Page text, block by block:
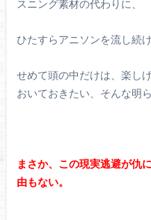
スニング素材の代わりに、
ひたすらアニソンを流し続け
せめて頭の中だけは、楽し
おいておきたい、そんな明
まさか、この現実逃避が仇
由もない。